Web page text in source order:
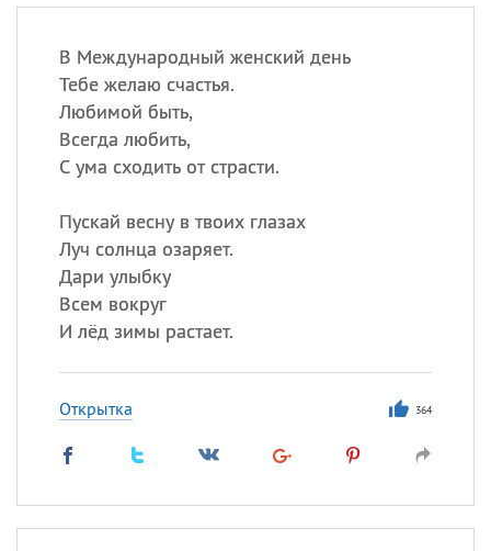
В Международный женский день
Тебе желаю счастья.
Любимой быть,
Всегда любить,
С ума сходить от страсти.
Пускай весну в твоих глазах
Луч солнца озаряет.
Дари улыбку
Всем вокруг
И лёд зимы растает.
Открытка 364
великомученика
покровителя всех
ИМЕНА
Посмотреть значение